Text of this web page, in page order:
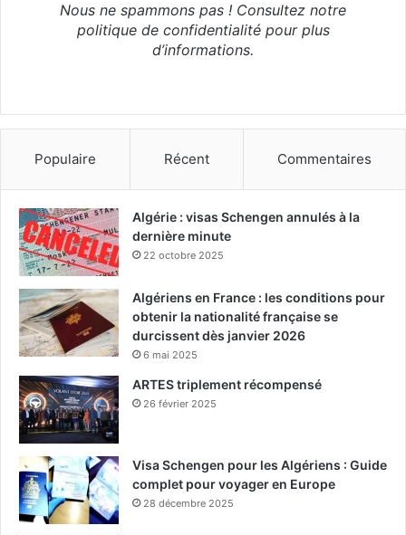
Nous ne spammons pas ! Consultez notre
politique de confidentialitépour plus
d’informations.
Populaire Récent Commentaires
Algérie : visas Schengen annulés à la
dernière minute
22 octobre 2025
Algériens en France : les conditions pour
obtenir la nationalité française se
durcissent dès janvier 2026
6 mai 2025
ARTES triplement récompensé
26 février 2025
Visa Schengen pour les Algériens : Guide
complet pour voyager en Europe
28 décembre 2025